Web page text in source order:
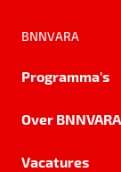
BNNVARA
Programma's
Over BNNVARA
Vacatures